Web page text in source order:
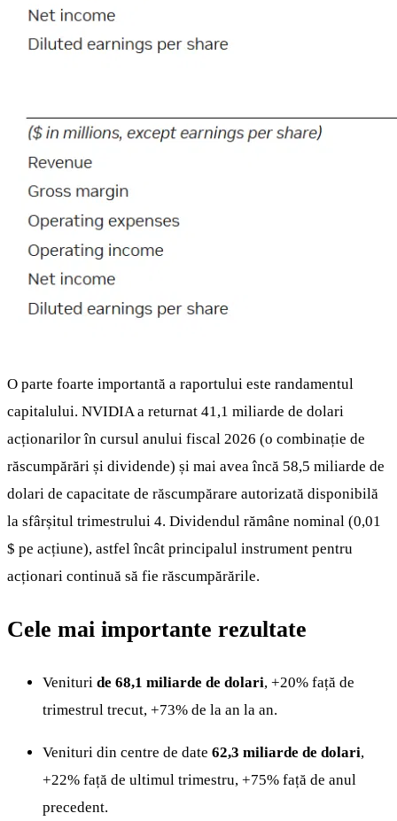
O parte foarte importantă a raportului este randamentul
capitalului. NVIDIA a returnat 41,1 miliarde de dolari
acționarilor în cursul anului fiscal 2026 (o combinație de
răscumpărări și dividende) și mai avea încă 58,5 miliarde de
dolari de capacitate de răscumpărare autorizată disponibilă
la sfârșitul trimestrului 4. Dividendul rămâne nominal (0,01
$ pe acțiune), astfel încât principalul instrument pentru
acționari continuă să fie răscumpărările.
Cele mai importante rezultate
Venituri de 68,1 miliarde de dolari, +20% față de
trimestrul trecut, +73% de la an la an.
Venituri din centre de date 62,3 miliarde de dolari,
+22% față de ultimul trimestru, +75% față de anul
precedent.